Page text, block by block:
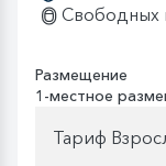
Свободных
Размещение
1-местное
Тариф